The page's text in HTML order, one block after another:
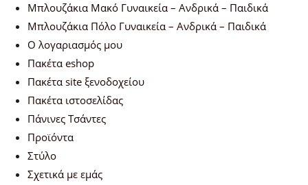
Μπλουζάκια Μακό Γυναικεία – Ανδρικά – Παιδικά
Μπλουζάκια Πόλο Γυναικεία – Ανδρικά – Παιδικά
Ο λογαριασμός μου
Πακέτα eshop
Πακέτα site ξενοδοχείου
Πακέτα ιστοσελίδας
Πάνινες Τσάντες
Προϊόντα
Στύλο
Σχετικά με εμάς